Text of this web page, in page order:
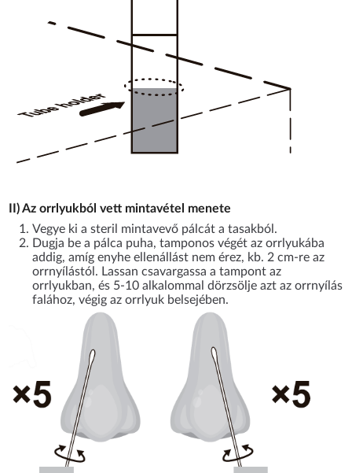
II) Az orrlyukból vett mintavétel menete
Vegye ki a steril mintavevő pálcát a tasakból.
Dugja be a pálca puha, tamponos végét az orrlyukába
addig, amíg enyhe ellenállást nem érez, kb. 2 cm-re az
orrnyílástól. Lassan csavargassa a tampont az
orrlyukban, és 5-10 alkalommal dörzsölje azt az orrnyílás
falához, végig az orrlyuk belsejében.